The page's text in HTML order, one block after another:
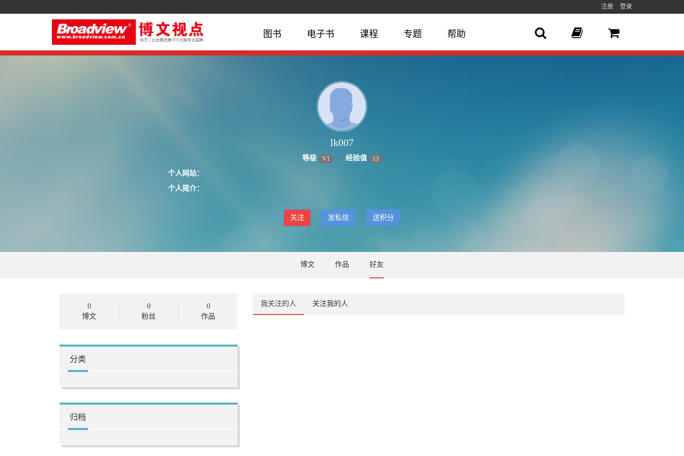
注册 登录
图书 电子书 课程 专题 帮助
lk007
等级 V1 经验值 13
个人网站：
个人简介：
关注 发私信 送积分
博文 作品 好友
0
博文
0
粉丝
0
作品
分类
归档
我关注的人 关注我的人